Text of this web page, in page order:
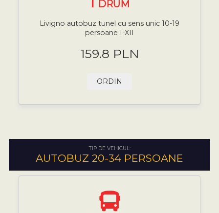
DRUM
Livigno autobuz tunel cu sens unic 10-19
persoane I-XII
159.8 PLN
ORDIN
TIP DE VEHICUL:
AUTOBUZ 20-34 PERSOANE